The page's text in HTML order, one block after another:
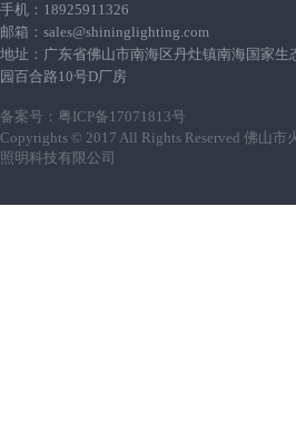
手机：18925911326
邮箱：sales@shininglighting.com
地址：广东省佛山市南海区丹灶镇南海国家生
园百合路10号D厂房
备案号： 粤ICP备17071813号
Copyrights © 2017 All Rights Reserved 佛山市
照明科技有限公司